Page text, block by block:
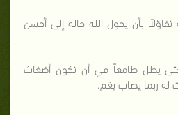
بأن يحول الله حاله إلى أحسن
حتى يظل طامعاً في أن تكون أضغاث
له ربما يصاب بغم.